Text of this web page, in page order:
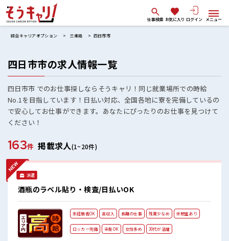
仕事検索 お気に入り ログイン メニュー
綜合キャリアオプション 三重県 四日市市
四日市市の求人情報一覧
四日市市 でのお仕事探しならそうキャリ！同じ就業場所での時給
No.1を目指しています！日払い対応、全国各地に寮を完備しているの
で安心してお仕事ができます。あなたにぴったりのお仕事を見つけて
ください！
163件 掲載求人(1~20件)
派遣
酒瓶のラベル貼り・検査/日払いOK
未経験者OK 高収入 長期の仕事 残業少なめ 休憩室あり
ロッカー完備 染髪OK 女性多め 30代が活躍